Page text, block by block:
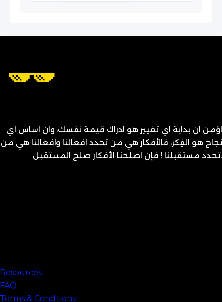
اؤمن ان بداية اي تغيير هو ادراك قيمة نفسك، وان اساس اي
نجاح هو الفِكر، فالأفكار هي من تحدد افعالنا وافعالنا هي من
تحدد مستقبلنا ! فإن اصلحنا الأفكار صلح المستقبل.
Resources
FAQ
Terms & Conditions